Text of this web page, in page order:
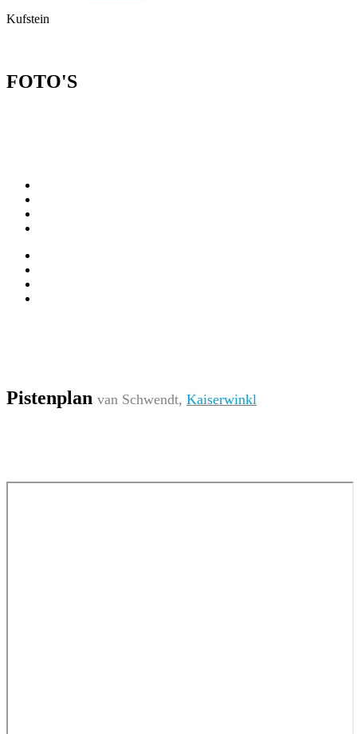
Kufstein
FOTO'S
Pistenplan van Schwendt, Kaiserwinkl